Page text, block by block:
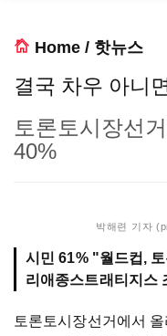
Home / 핫뉴스
결국 차우 아니
토론토시장선
40%
박해련 기자
시민 61% "월드컵,
리애종스트래티지스
토론토시장선거에서